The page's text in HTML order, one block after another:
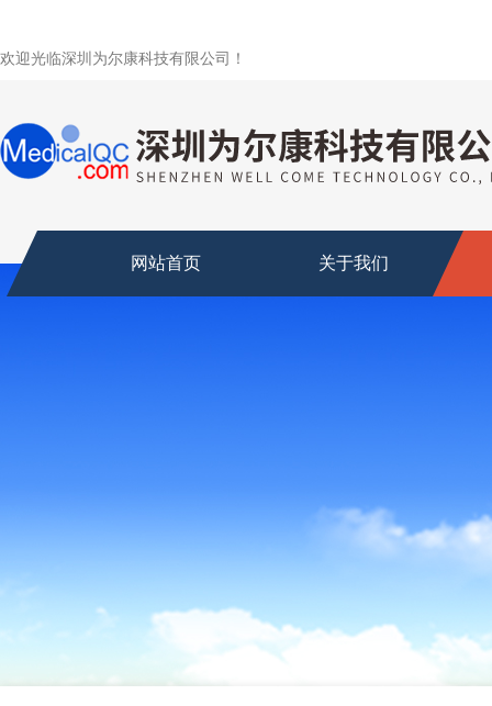
欢迎光临深圳为尔康科技有限公司！
网站首页 关于我们